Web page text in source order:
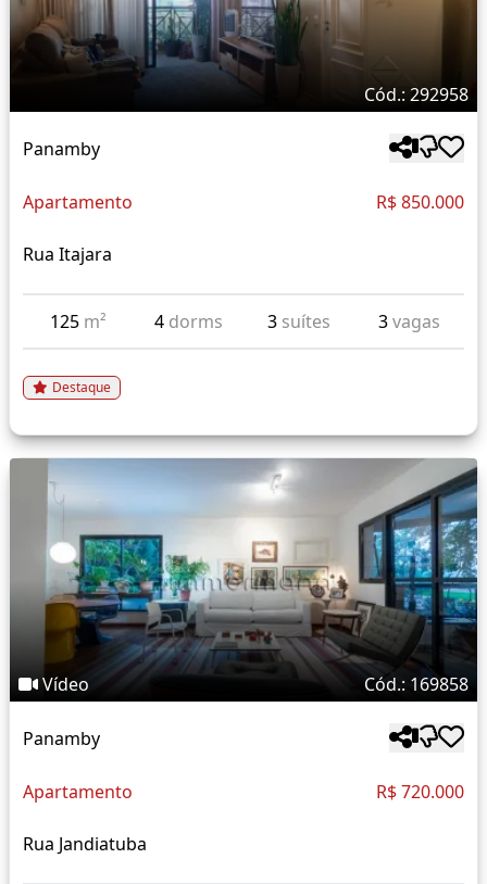
Cód.: 292958
Panamby
Apartamento R$ 850.000
Rua Itajara
125 m² 4 dorms 3 suítes 3vagas
Destaque
Vídeo Cód.: 169858
Panamby
Apartamento R$ 720.000
Rua Jandiatuba